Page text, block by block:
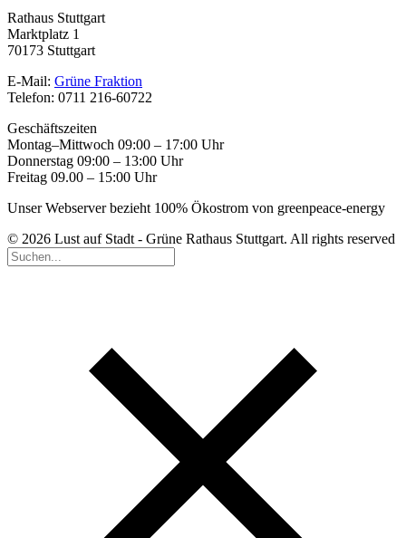
Rathaus Stuttgart
Marktplatz 1
70173 Stuttgart
E-Mail: Grüne Fraktion
Telefon: 0711 216-60722
Geschäftszeiten
Montag–Mittwoch 09:00 – 17:00 Uhr
Donnerstag 09:00 – 13:00 Uhr
Freitag 09.00 – 15:00 Uhr
Unser Webserver bezieht 100% Ökostrom von greenpeace-energy
© 2026 Lust auf Stadt - Grüne Rathaus Stuttgart. All rights reserved